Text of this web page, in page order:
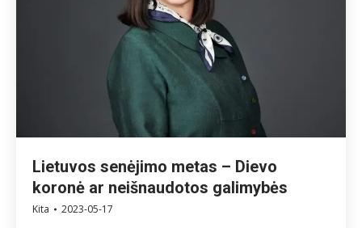
Lietuvos senėjimo metas – Dievo
koronė ar neišnaudotos galimybės
Kita 2023-05-17